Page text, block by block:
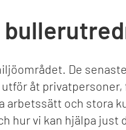
De
åt privatpersoner,
arbetssätt och stora
hur vi kan hjälpa just